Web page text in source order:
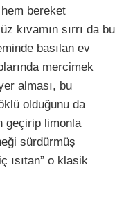
bereket
kıvamın sırrı da bu
basılan ev
mercimek
alması, bu
olduğunu da
geçirip limonla
sürdürmüş
ısıtan” o klasik